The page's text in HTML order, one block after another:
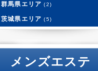
群馬県エリア(2)
茨城県エリア(5)
メンズエステ